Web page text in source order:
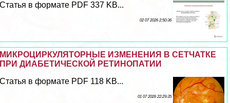
Статья в формате PDF 337 KB...
02 07 2026 2:50:36
МИКРОЦИРКУЛЯТОРНЫЕ ИЗМЕНЕНИЯ В СЕТЧАТКЕ
ПРИ ДИАБЕТИЧЕСКОЙ РЕТИНОПАТИИ
Статья в формате PDF 118 KB...
01 07 2026 22:29:35